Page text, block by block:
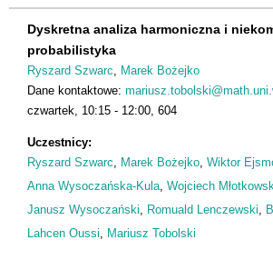
Dyskretna analiza harmoniczna i
probabilistyka
Ryszard Szwarc
Marek Bożejko
Dane kontaktowe:
czwartek 10:15 12:00 604
Uczestnicy:
Ryszard Szwarc, Marek Bożejko, Wiktor
Anna Wysoczańska-Kula Wojciech
Janusz Wysoczański
Romuald Lenczewski
Lahcen Oussi
Mariusz Tobolski